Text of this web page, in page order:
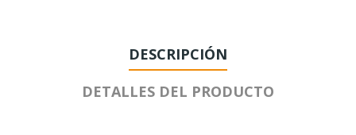
DESCRIPCIÓN
DETALLES DEL PRODUCTO